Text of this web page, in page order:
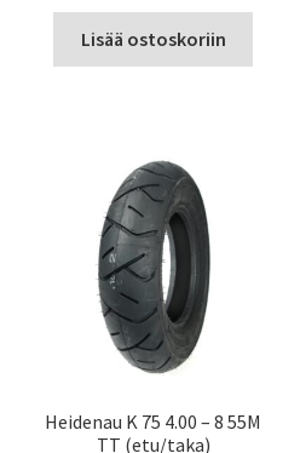
Lisää ostoskoriin
Heidenau K 75 4.00 – 8 55M
TT (etu/taka)